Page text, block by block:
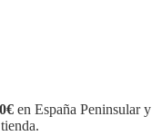
en España Peninsular y